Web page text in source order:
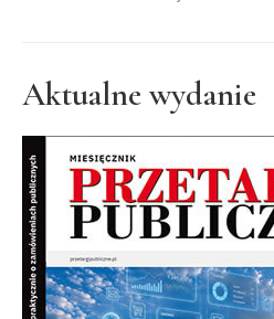
Aktualne wydanie